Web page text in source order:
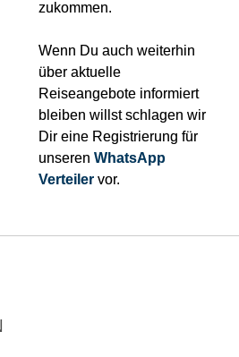
zukommen.
Wenn Du auch weiterhin
über aktuelle
Reiseangebote informiert
bleiben willst schlagen wir
Dir eine Registrierung für
unseren WhatsApp
Verteiler vor.